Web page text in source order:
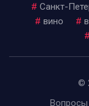
# Санкт-
# вино #
#
©
Вопросы